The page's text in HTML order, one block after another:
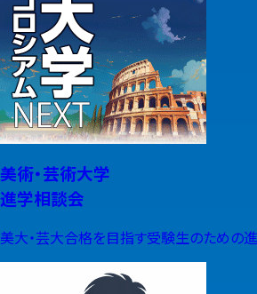
美術・芸術大学
進学相談会
美大・芸大合格を目指す受験生のための